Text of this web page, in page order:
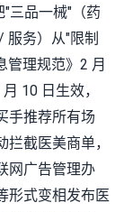
三品一械"（药
服务）从"限制
管理规范》2 月
10 日生效，
手推荐所有场
截医美商单，
网广告管理办
形式变相发布医